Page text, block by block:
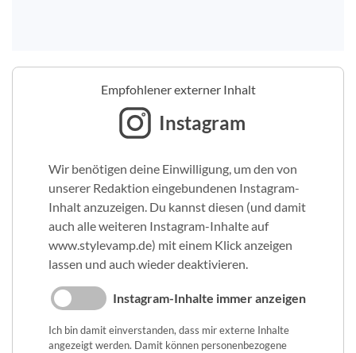
Empfohlener externer Inhalt
Instagram
Wir benötigen deine Einwilligung, um den von
unserer Redaktion eingebundenen Instagram-
Inhalt anzuzeigen. Du kannst diesen (und damit
auch alle weiteren Instagram-Inhalte auf
www.stylevamp.de) mit einem Klick anzeigen
lassen und auch wieder deaktivieren.
Instagram-Inhalte immer anzeigen
Ich bin damit einverstanden, dass mir externe Inhalte
angezeigt werden. Damit können personenbezogene